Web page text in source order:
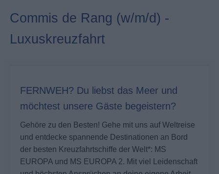
Commis de Rang (w/m/d) -
Luxuskreuzfahrt
FERNWEH? Du liebst das Meer und
möchtest unsere Gäste begeistern?
Gehöre zu den Besten! Gehe mit uns auf Weltreise
und entdecke spannende Destinationen an Bord
der besten Kreuzfahrtschiffe der Welt*: MS
EUROPA und MS EUROPA 2. Mit viel Leidenschaft